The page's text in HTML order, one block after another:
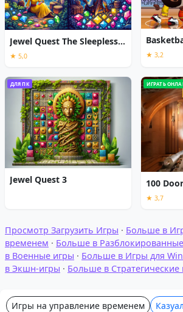
Jewel Quest The Sleepless Star
★ 5,0 ★ 3,2
ДЛЯ ПК
Jewel Quest 3
ИГРАТЬ
100
★ 3,7
Просмотр Загрузить Игры · Больше в
временем · Больше в
в Военные игры · Больше в Игры для
в Экшн-игры · Больше в Стратегические
Игры на управление временем